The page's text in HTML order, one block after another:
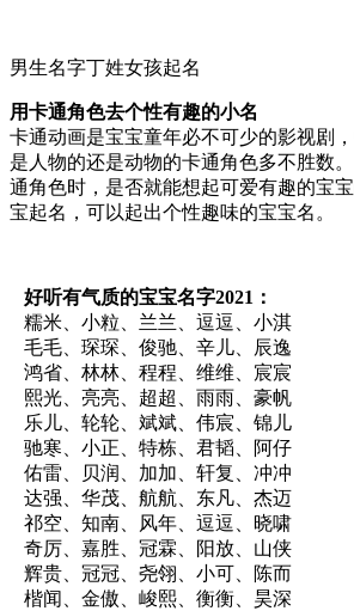
男生名字丁姓女孩起名
用卡通角色去个性有趣的小名
卡通动画是宝宝童年必不可少的影视剧
是人物的还是动物的卡通角色多不胜数
通角色时，是否就能想起可爱有趣的宝
宝起名，可以起出个性趣味的宝宝名。
好听有气质的宝宝名字2021：
糯米、小粒、兰兰、逗逗、小淇
毛毛、琛琛、俊驰、辛儿、辰逸
鸿省、林林、程程、维维、宸宸
熙光、亮亮、超超、雨雨、豪帆
乐儿、轮轮、斌斌、伟宸、锦儿
驰寒、小正、特栋、君韬、阿仔
佑雷、贝润、加加、轩复、冲冲
达强、华茂、航航、东凡、杰迈
祁空、知南、风年、逗逗、晓啸
奇厉、嘉胜、冠霖、阳放、山侠
辉贵、冠冠、尧翎、小可、陈而
楷闻、金傲、峻熙、衡衡、昊深